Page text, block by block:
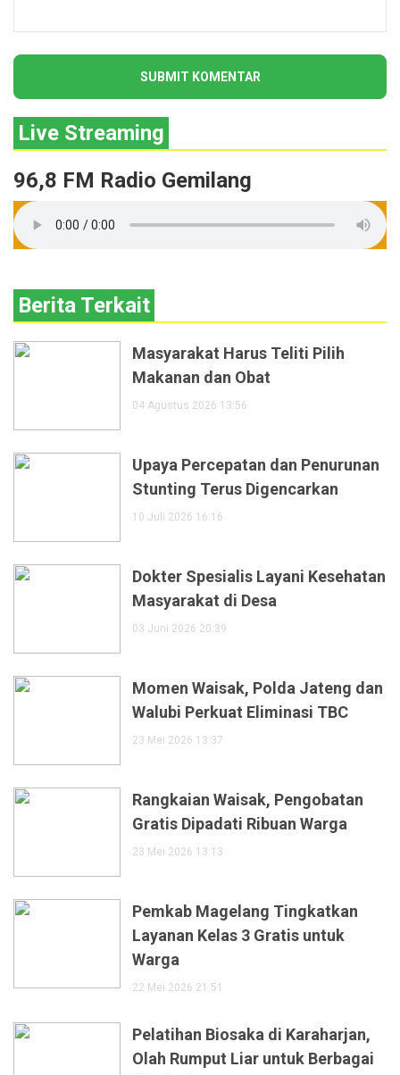
Live Streaming
96,8 FM Radio Gemilang
Berita Terkait
Masyarakat Harus Teliti Pilih
Makanan dan Obat
04 Agustus 2026 13:56
Upaya Percepatan dan Penurunan
Stunting Terus Digencarkan
10 Juli 2026 16:16
Dokter Spesialis Layani Kesehatan
Masyarakat di Desa
03 Juni 2026 20:39
Momen Waisak, Polda Jateng dan
Walubi Perkuat Eliminasi TBC
23 Mei 2026 13:37
Rangkaian Waisak, Pengobatan
Gratis Dipadati Ribuan Warga
23 Mei 2026 13:13
Pemkab Magelang Tingkatkan
Layanan Kelas 3 Gratis untuk
Warga
22 Mei 2026 21:51
Pelatihan Biosaka di Karaharjan,
Olah Rumput Liar untuk Berbagai